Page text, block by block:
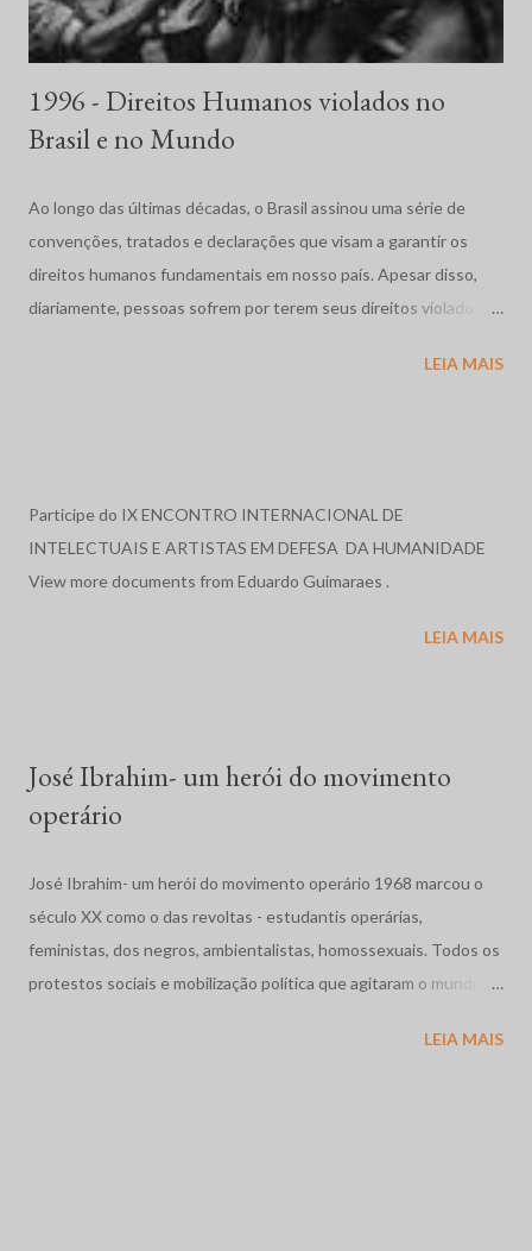
1996 - Direitos Humanos violados no
Brasil e no Mundo
Ao longo das últimas décadas, o Brasil assinou uma série de
convenções, tratados e declarações que visam a garantir os
direitos humanos fundamentais em nosso país. Apesar disso,
diariamente, pessoas sofrem por terem seus direitos violados.
anualmente, publica uma reportagem sobre a situação dos
direitos humanos em diversos países do mundo, e cujos relatos
sobre o Brasil, nos anos de 1996 e 1997, serviram de base para o
Brasil, foi marcado por massacres, violência rural e urbana, más
LEIA MAIS
Participe do IX ENCONTRO INTERNACIONAL DE
INTELECTUAIS E ARTISTAS EM DEFESA DA HUMANIDADE
View more documents from Eduardo Guimaraes .
LEIA MAIS
José Ibrahim- um herói do movimento
operário
José Ibrahim- um herói do movimento operário 1968 marcou o
século XX como o das revoltas - estudantis operárias,
feministas, dos negros, ambientalistas, homossexuais. Todos os
protestos sociais e mobilização política que agitaram o mundo
massacre dos estudantes na México, a guerra no Vietnã se
LEIA MAIS